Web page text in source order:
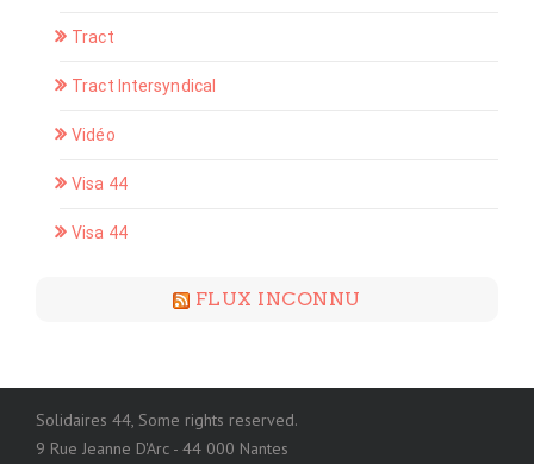
Tract
Tract Intersyndical
Vidéo
Visa 44
Visa 44
FLUX INCONNU
Solidaires 44, Some rights reserved.
9 Rue Jeanne D'Arc - 44 000 Nantes